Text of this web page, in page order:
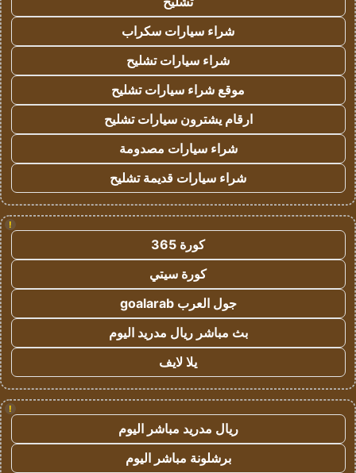
شراء سيارات سكراب
شراء سيارات تشليح
موقع شراء سيارات تشليح
ارقام يشترون سيارات تشليح
شراء سيارات مصدومة
شراء سيارات قديمة تشليح
!
كورة 365
كورة سيتي
جول العرب goalarab
بث مباشر ريال مدريد اليوم
يلا لايف
!
ريال مدريد مباشر اليوم
برشلونة مباشر اليوم